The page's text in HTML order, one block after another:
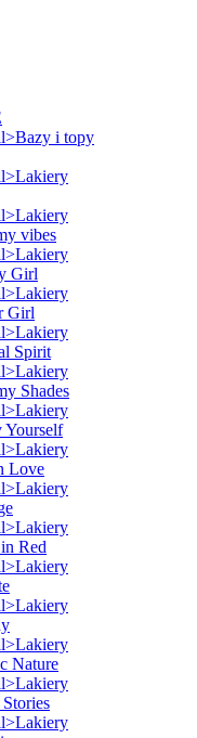
i topy
vibes
Girl
Girl
Spirit
Shades
Love
Red
Nature